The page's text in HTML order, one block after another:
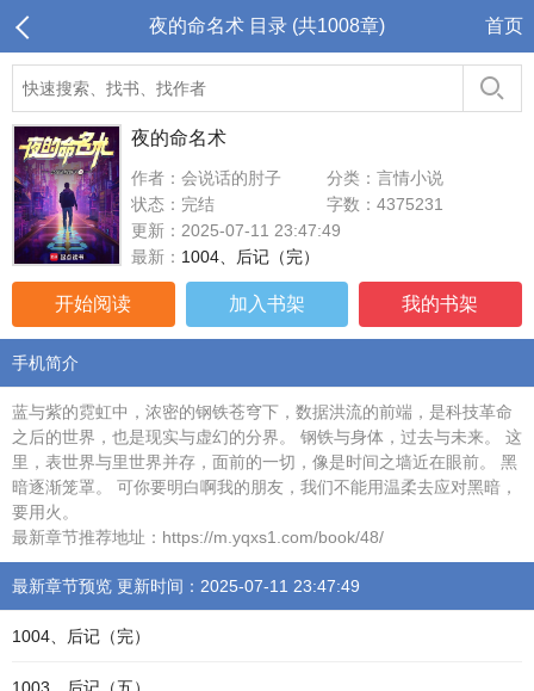
夜的命名术 目录 (共1008章) 首页
夜的命名术
作者：会说话的肘子
分类：言情小说
状态：完结
字数：4375231
更新：2025-07-11 23:47:49
最新： 1004、后记（完）
开始阅读 加入书架 我的书架
手机简介
蓝与紫的霓虹中，浓密的钢铁苍穹下，数据洪流的前端，是科技革命
之后的世界，也是现实与虚幻的分界。 钢铁与身体，过去与未来。 这
里，表世界与里世界并存，面前的一切，像是时间之墙近在眼前。 黑
暗逐渐笼罩。 可你要明白啊我的朋友，我们不能用温柔去应对黑暗，
要用火。
最新章节推荐地址：https://m.yqxs1.com/book/48/
最新章节预览 更新时间：2025-07-11 23:47:49
1004、后记（完）